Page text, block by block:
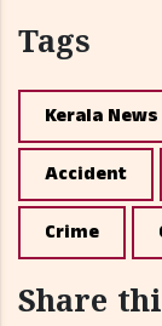
Tags
Kerala News
Accident
Crime
Share